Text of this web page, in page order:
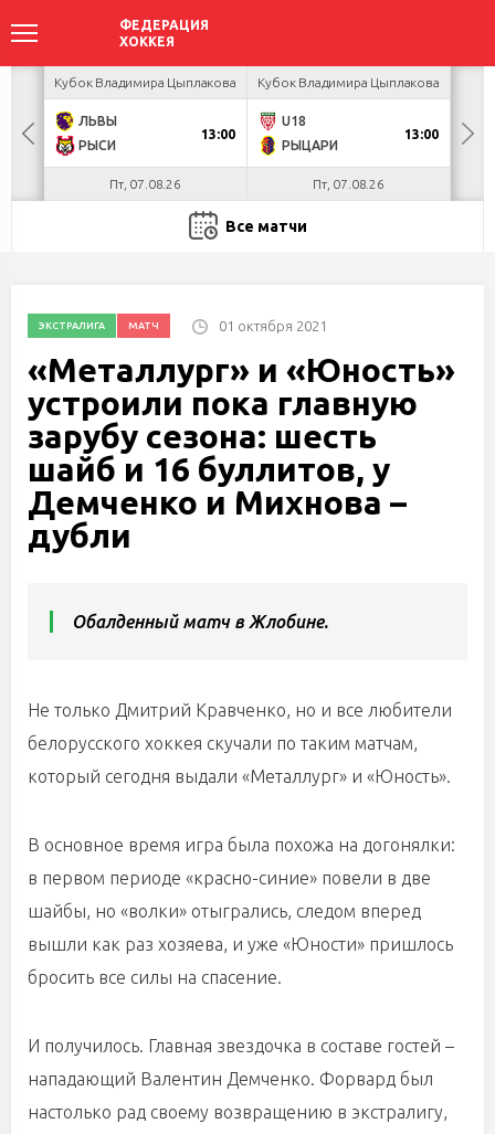
Кубок Владимира Цыплакова
ЛЬВЫ
РЫСИ
13:00
Пт, 07.08.26
Кубок Владимира Цыплакова
U18
РЫЦАРИ
13:00
Пт, 07.08.26
Все матчи
ЭКСТРАЛИГА МАТЧ 01 октября 2021
«Металлург» и «Юность»
устроили пока главную
зарубу сезона: шесть
шайб и 16 буллитов, у
Демченко и Михнова –
дубли
Обалденный матч в Жлобине.
Не только Дмитрий Кравченко, но и все любители
белорусского хоккея скучали по таким матчам,
который сегодня выдали «Металлург» и «Юность».
В основное время игра была похожа на догонялки:
в первом периоде «красно-синие» повели в две
шайбы, но «волки» отыгрались, следом вперед
вышли как раз хозяева, и уже «Юности» пришлось
бросить все силы на спасение.
И получилось. Главная звездочка в составе гостей –
нападающий Валентин Демченко. Форвард был
настолько рад своему возвращению в экстралигу,